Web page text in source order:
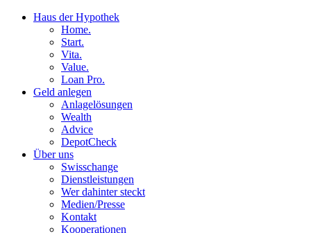
Haus der Hypothek
Home.
Start.
Vita.
Value.
Loan Pro.
Geld anlegen
Anlagelösungen
Wealth
Advice
DepotCheck
Über uns
Swisschange
Dienstleistungen
Wer dahinter steckt
Medien/Presse
Kontakt
Kooperationen